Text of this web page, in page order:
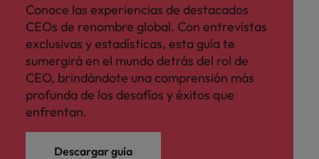
Conoce las experiencias de destacados
CEOs de renombre global. Con entrevistas
exclusivas y estadísticas, esta guía te
sumergirá en el mundo detrás del rol de
CEO, brindándote una comprensión más
profunda de los desafíos y éxitos que
enfrentan.
Descargar guía